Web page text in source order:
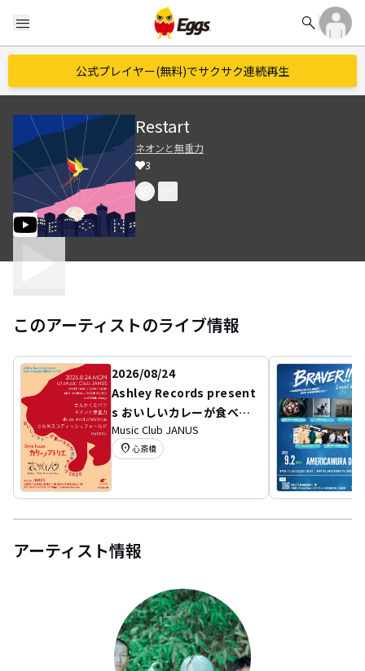
menu search
公式プレイヤー(無料)でサクサク連続再生
Restart
ネオンと無重力
3
このアーティストのライブ情報
2026/08/24
Ashley Records present
s おいしいカレーが食べら
れる夏のライブ 2026
Music Club JANUS
location_on 心斎橋
アーティスト情報